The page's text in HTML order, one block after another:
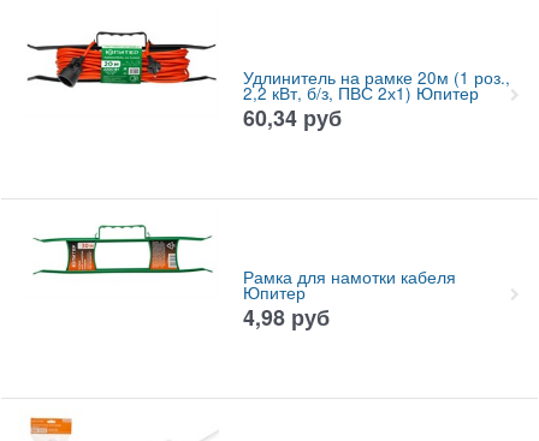
Удлинитель на рамке 20м (1 роз.,
2,2 кВт, б/з, ПВС 2х1) Юпитер
60,34 руб
Рамка для намотки кабеля
Юпитер
4,98 руб